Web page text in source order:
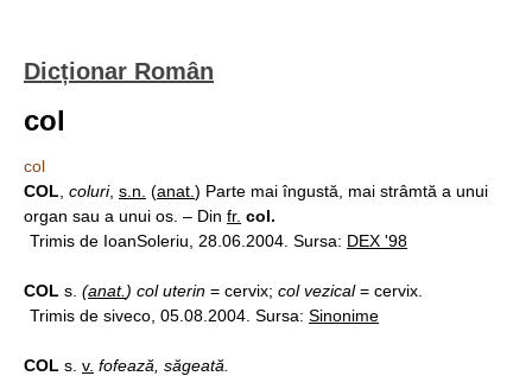
Dicționar Român
col
col
COL coluri, s.n. (anat. ) Parte mai îngustă, mai strâmtă a unui
organ sau a unui os. – Din fr. col.
Trimis de IoanSoleriu, 28.06.2004. Sursa: DEX '98
COL s. (anat. ) col uterin = cervix; col vezical= cervix.
Trimis de siveco, 05.08.2004. Sursa: Sinonime
COL s. v. fofează, săgeată.